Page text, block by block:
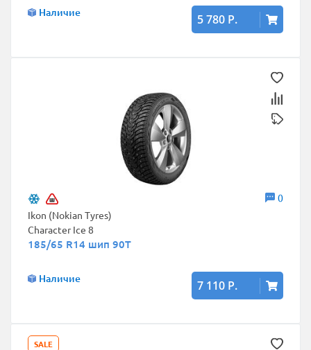
Наличие 5 780 Р.
0
Ikon (Nokian Tyres)
Character Ice 8
185/65 R14 шип 90T
Наличие 7 110 Р.
SALE